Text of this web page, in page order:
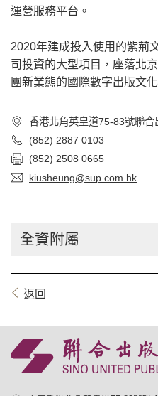
運營服務平台。
2020年建成投入使用的紫荊
司投資的大型項目，座落北
團新業態的國際數字出版文
香港北角英皇道75-83號聯合
(852) 2887 0103
(852) 2508 0665
kiusheung@sup.com.hk
全資附屬
返回